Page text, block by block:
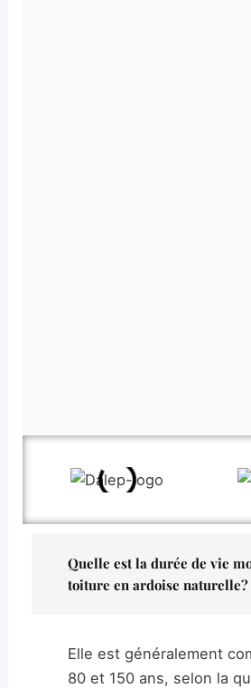
Quelle est la durée de vie
toiture en ardoise naturelle?
Elle est généralement
80 et 150 ans, selon la